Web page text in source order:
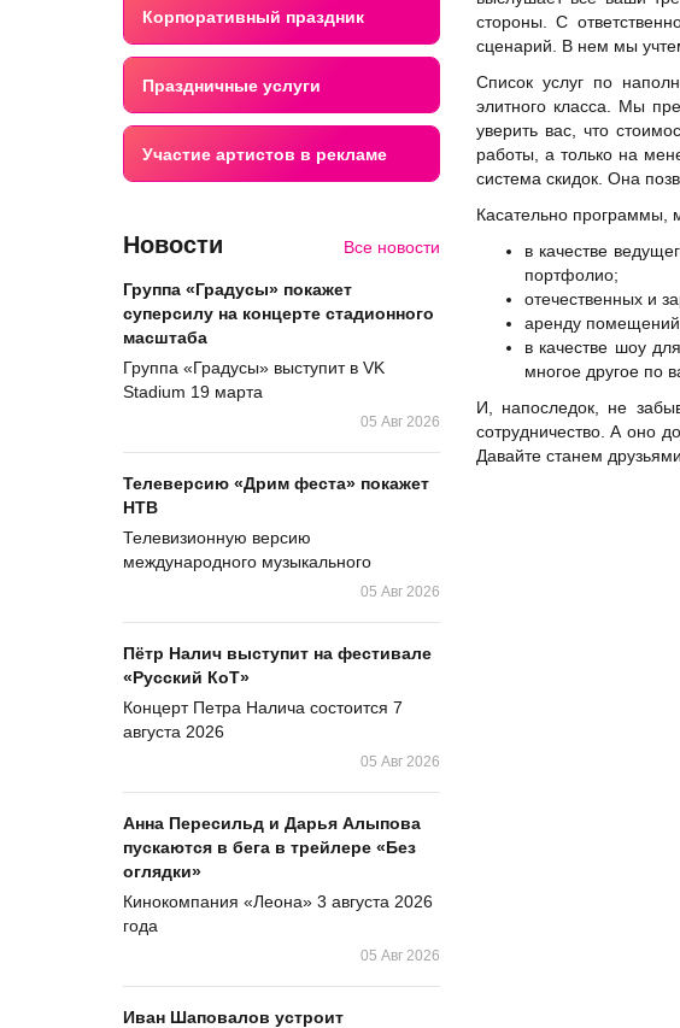
Корпоративный праздник
Праздничные услуги
Участие артистов в рекламе
Новости Все новости
Группа «Градусы» покажет
суперсилу на концерте стадионного
масштаба
Группа «Градусы» выступит в VK
Stadium 19 марта
05 Авг 2026
Телеверсию «Дрим феста» покажет
НТВ
Телевизионную версию
международного музыкального
05 Авг 2026
Пётр Налич выступит на фестивале
«Русский КоТ»
Концерт Петра Налича состоится 7
августа 2026
05 Авг 2026
Анна Пересильд и Дарья Алыпова
пускаются в бега в трейлере «Без
оглядки»
Кинокомпания «Леона» 3 августа 2026
года
05 Авг 2026
Иван Шаповалов устроит
стороны. С
сценарий. В нем мы
Список услуг по
элитного класса. Мы
уверить вас, что
работы, а только на
система скидок. Она
Касательно программы,
в качестве
портфолио;
отечественных и
аренду
в качестве шоу
многое другое по
И, напоследок, не
сотрудничество. А оно
Давайте станем